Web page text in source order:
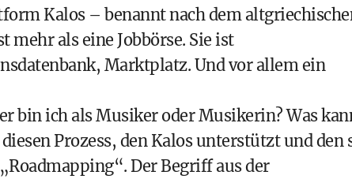
Kalos – benannt nach dem
mehr als eine Jobbörse. Sie ist
Marktplatz. Und vor allem ein
bin ich als Musiker oder Musikerin? Was
Prozess, den Kalos unterstützt und den
Der Begriff aus der